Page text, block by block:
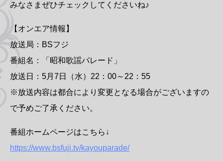
みなさまぜひチェックしてくださいね♪
【オンエア情報】
放送局：BSフジ
番組名：「昭和歌謡パレード」
放送日：5月7日（水）22：00～22：55
※放送内容は都合により変更となる場合がございますの
で予めご了承ください。
番組ホームページはこちら↓
https://www.bsfuji.tv/kayouparade/